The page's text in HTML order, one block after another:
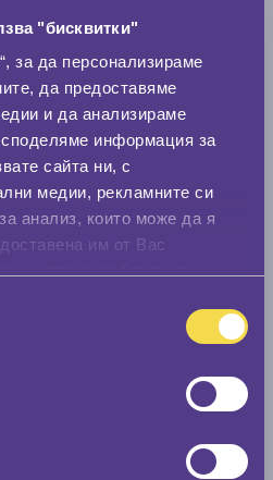
"бисквитки"
за да персонализираме
да предоставяме
и да анализираме
информация за
сайта ни, с
медии, рекламните си
анализ, които може да я
им от Вас
размер
размер
при 100